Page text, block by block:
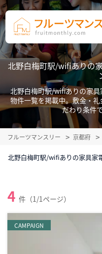
北野白梅町駅/wifiありの
北野白梅町駅/wifiありの家
物件一覧を掲載中。敷金・
だわり条件
フルーツマンスリー 京都府
北野白梅町駅/wifiありの家具家
4 件（1/1ページ）
CAMPAIGN